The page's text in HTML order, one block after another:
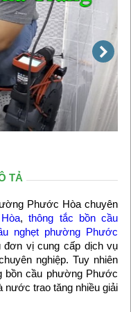
TẢ
Phước Hòa chuyên
,thông tắc bồn cầu
nghẹt phường Phước
vị cung cấp dịch vụ
nghiệp. Tuy nhiên
bồn cầu phường Phước
trao tăng nhiều giải